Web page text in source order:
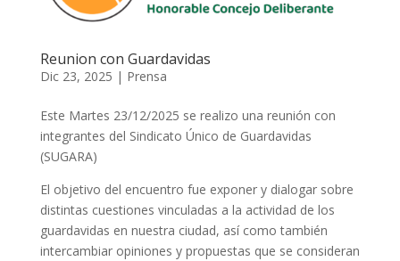
Reunion con Guardavidas
Dic 23, 2025 | Prensa
Este Martes 23/12/2025 se realizo una reunión con
integrantes del Sindicato Único de Guardavidas
(SUGARA)
El objetivo del encuentro fue exponer y dialogar sobre
distintas cuestiones vinculadas a la actividad de los
guardavidas en nuestra ciudad, así como también
intercambiar opiniones y propuestas que se consideran